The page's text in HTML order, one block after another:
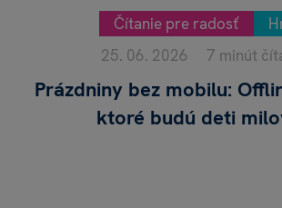
Čítanie pre radosť
25. 06. 2026
7 minút
Prázdniny bez mobilu:
ktoré budú deti